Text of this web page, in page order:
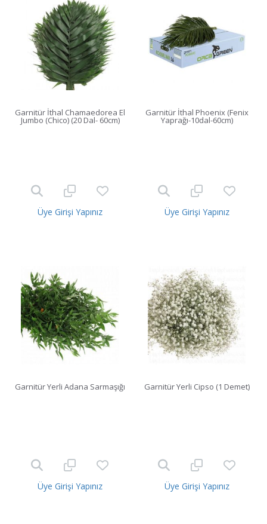
Garnitür İthal Chamaedorea El
Jumbo (Chico) (20 Dal- 60cm)
Üye Girişi Yapınız
Garnitür İthal Phoenix (Fenix
Yaprağı-10dal-60cm)
Üye Girişi Yapınız
Garnitür Yerli Adana Sarmaşığı
Üye Girişi Yapınız
Garnitür Yerli Cipso (1 Demet)
Üye Girişi Yapınız